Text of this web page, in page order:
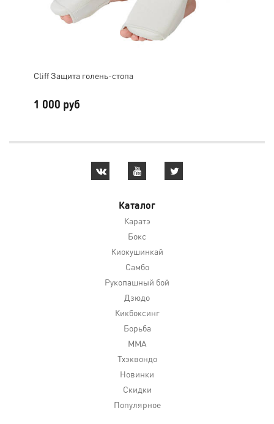
Cliff Защита голень-стопа
1 000 руб
Каталог
Каратэ
Бокс
Киокушинкай
Самбо
Рукопашный бой
Дзюдо
Кикбоксинг
Борьба
MMA
Тхэквондо
Новинки
Скидки
Популярное